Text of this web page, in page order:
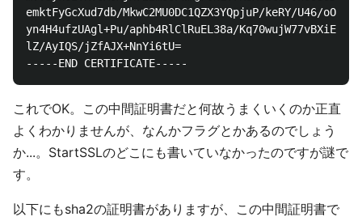
emktFyGcXud7db/MkwC2MU0DC1QZX3YQpjuP/keRY/U46/
yn4H4ufzUAgl+Pu/aphb4RlClRuEL38a/
lZ/AyIQS/jZfAJX+NnYi6tU=
これでOK。この中間証明書だと何故うまくいくのか正直
よくわかりませんが、なんかフラグとかあるのでしょう
か...。StartSSLのどこにも書いていなかったのですが謎で
す。
以下にもsha2の証明書がありますが、この中間証明書で